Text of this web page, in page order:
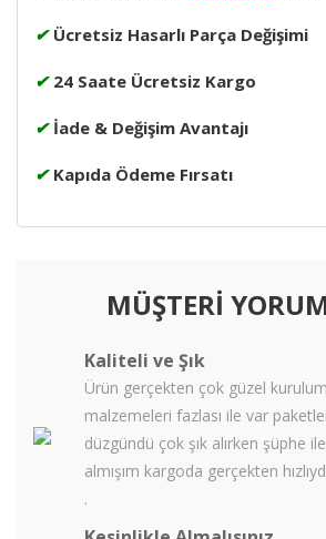
✔ Ücretsiz Hasarlı Parça Değişimi
✔ 24 Saate Ücretsiz Kargo
✔ İade & Değişim Avantajı
✔ Kapıda Ödeme Fırsatı
MÜŞTERİ
Kaliteli ve Şık
Ürün gerçekten çok güzel
malzemeleri fazlası ile var
düzgündü çok şık alırken şüphe
almışım kargoda gerçekten
.